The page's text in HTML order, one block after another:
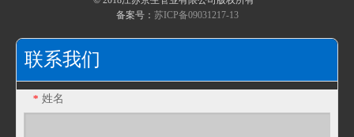
包塑金属软管简易接头 镀锌软管简易接头
不锈钢包塑金属软管淬火硬化
复合包塑金属软管材料的二次加工
备案号： 苏ICP备09031217-13
联系我们
* 姓名